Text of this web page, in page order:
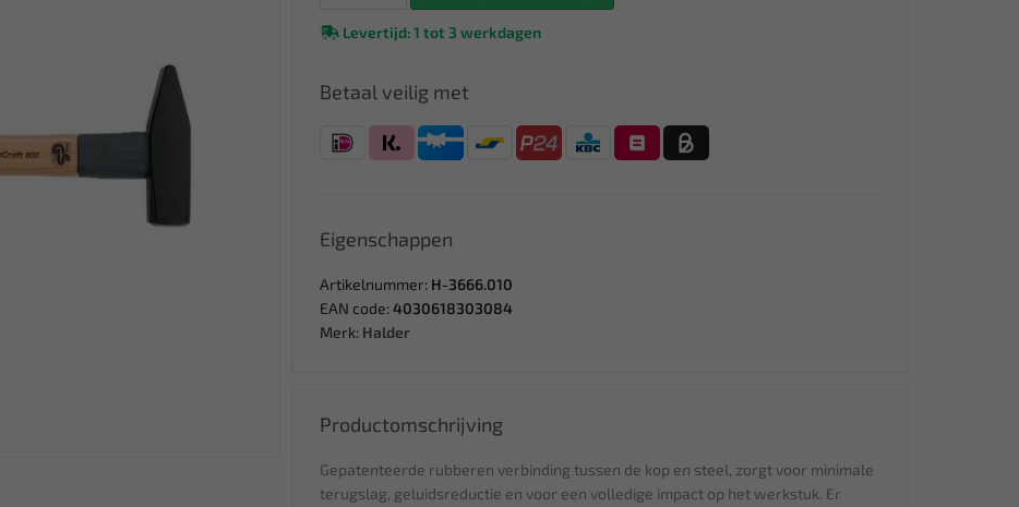
Levertijd: 1 tot 3 werkdagen
Betaal veilig met
Eigenschappen
Artikelnummer: H-3666.010
EAN code: 4030618303084
Merk: Halder
Productomschrijving
Gepatenteerde rubberen verbinding tussen de kop en steel, zorgt voor minimale
terugslag, geluidsreductie en voor een volledige impact op het werkstuk. Er